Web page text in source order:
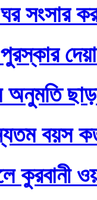
সংসার
অনুমতি
বয়স
কুরবানী